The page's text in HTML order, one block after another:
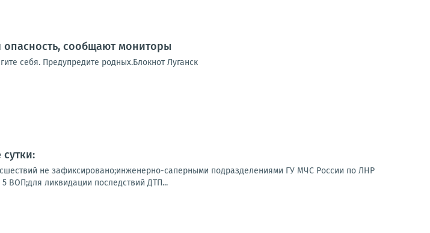
сообщают мониторы
себя. Предупредите родных.Блокнот Луганск
не зафиксировано;инженерно-саперными подразделениями ГУ МЧС России по ЛНР
ВОП;для ликвидации последствий ДТП...